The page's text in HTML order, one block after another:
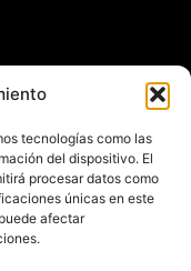
tecnologías como las
del dispositivo. El
procesar datos como
únicas en este
afectar
noso
novidades e
agora e
toda a